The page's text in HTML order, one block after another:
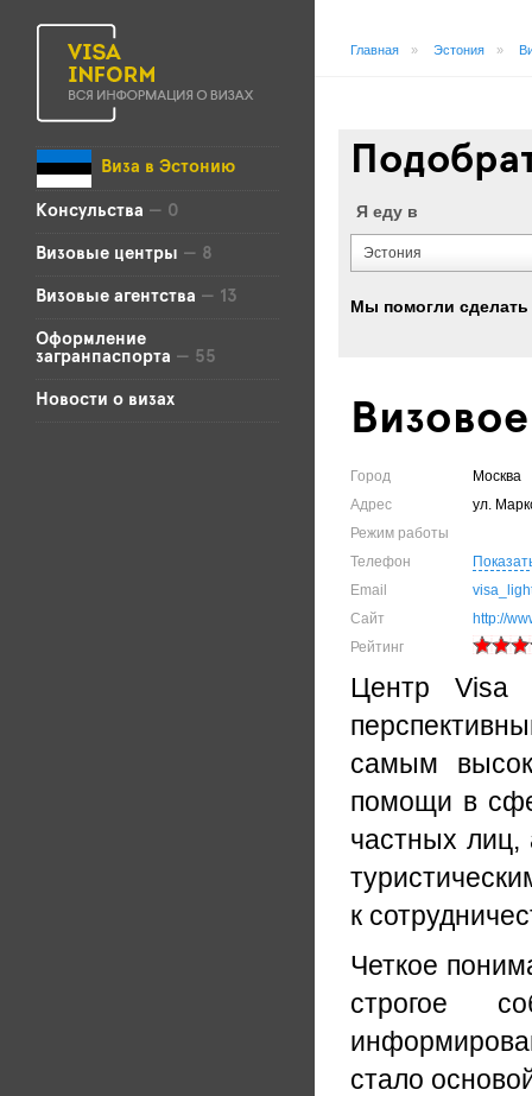
Виза в Эстонию
Консульства — 0
Визовые центры — 8
Визовые агентства — 13
Оформление
загранпаспорта — 55
Новости о визах
Главная » Эстония »
Я еду в
Эстония
Мы помогли
Город
Москва
Адрес
ул.
Режим работы
Телефон
Email
Сайт
http://
Рейтинг
Центр Visa
самым
помощи в
частных лиц,
к
Четкое
строгое
стало